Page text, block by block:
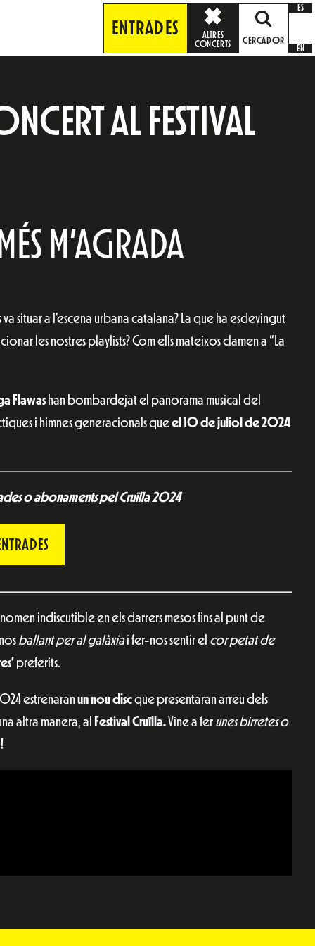
ENTRADES
ALTRES
CONCERTS
CERCADOR
ES
EN
AL FESTIVAL
M’AGRADA
situar a l’escena urbana catalana? La que ha esdevingut
les nostres playlists? Com ells mateixos clamen a “La
Flawas han bombardejat el panorama musical del
i himnes generacionals queel 10 de juliol de 2024
o abonaments pel Cruïlla 2024
indiscutible en els darrers mesos fins al punt de
ballant per al galàxiai fer-nos sentir el cor petat de
preferits.
estrenaranun nou discque presentaran arreu dels
altra manera, al Festival Cruïlla.Vine a fer unes birretes o